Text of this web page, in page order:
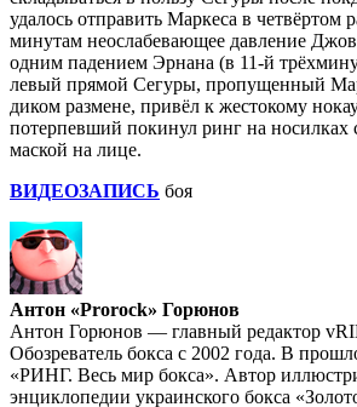
удалось отправить Маркеса в
минутам неослабевающее давление
одним падением Эрнана (в 11-й
левый прямой Сегуры, пропущенный
диком размене, привёл к жестокому
потерпевший покинул ринг на носилках
маской на лице.
ВИДЕОЗАПИСЬ боя
Антон «Prorock» Горюнов
Антон Горюнов — главный редактор
Обозреватель бокса с 2002 года. В
«РИНГ. Весь мир бокса». Автор
энциклопедии украинского бокса